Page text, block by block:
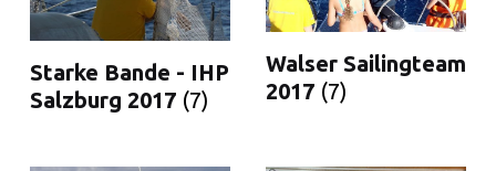
Starke Bande - IHP
Salzburg 2017 (7)
Walser Sailingteam
2017 (7)